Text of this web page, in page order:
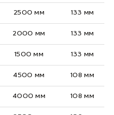
2500 мм 133 мм
2000 мм 133 мм
1500 мм 133 мм
4500 мм 108 мм
4000 мм 108 мм